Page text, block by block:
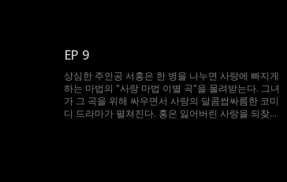
EP 9
상심한 주인공 서홍은 한 병을 나누면 사랑에 빠지게
하는 마법의 "사랑 마법 이별 곡"을 물려받는다. 그녀
가 그 곡을 위해 싸우면서 사랑의 달콤쌉싸름한 코미
디 드라마가 펼쳐진다. 홍은 잃어버린 사랑을 되찾고